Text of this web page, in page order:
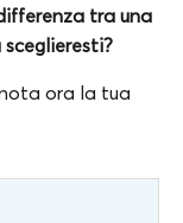
tra una
ora la tua